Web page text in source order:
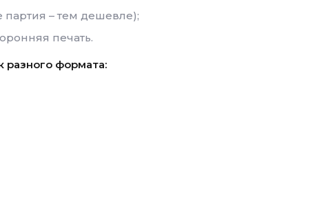
– тем дешевле);
печать.
разного формата: